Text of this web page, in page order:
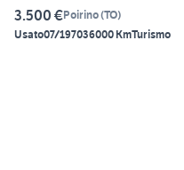
3.500 €Poirino(TO)
Usato07/197036000 KmTurismo